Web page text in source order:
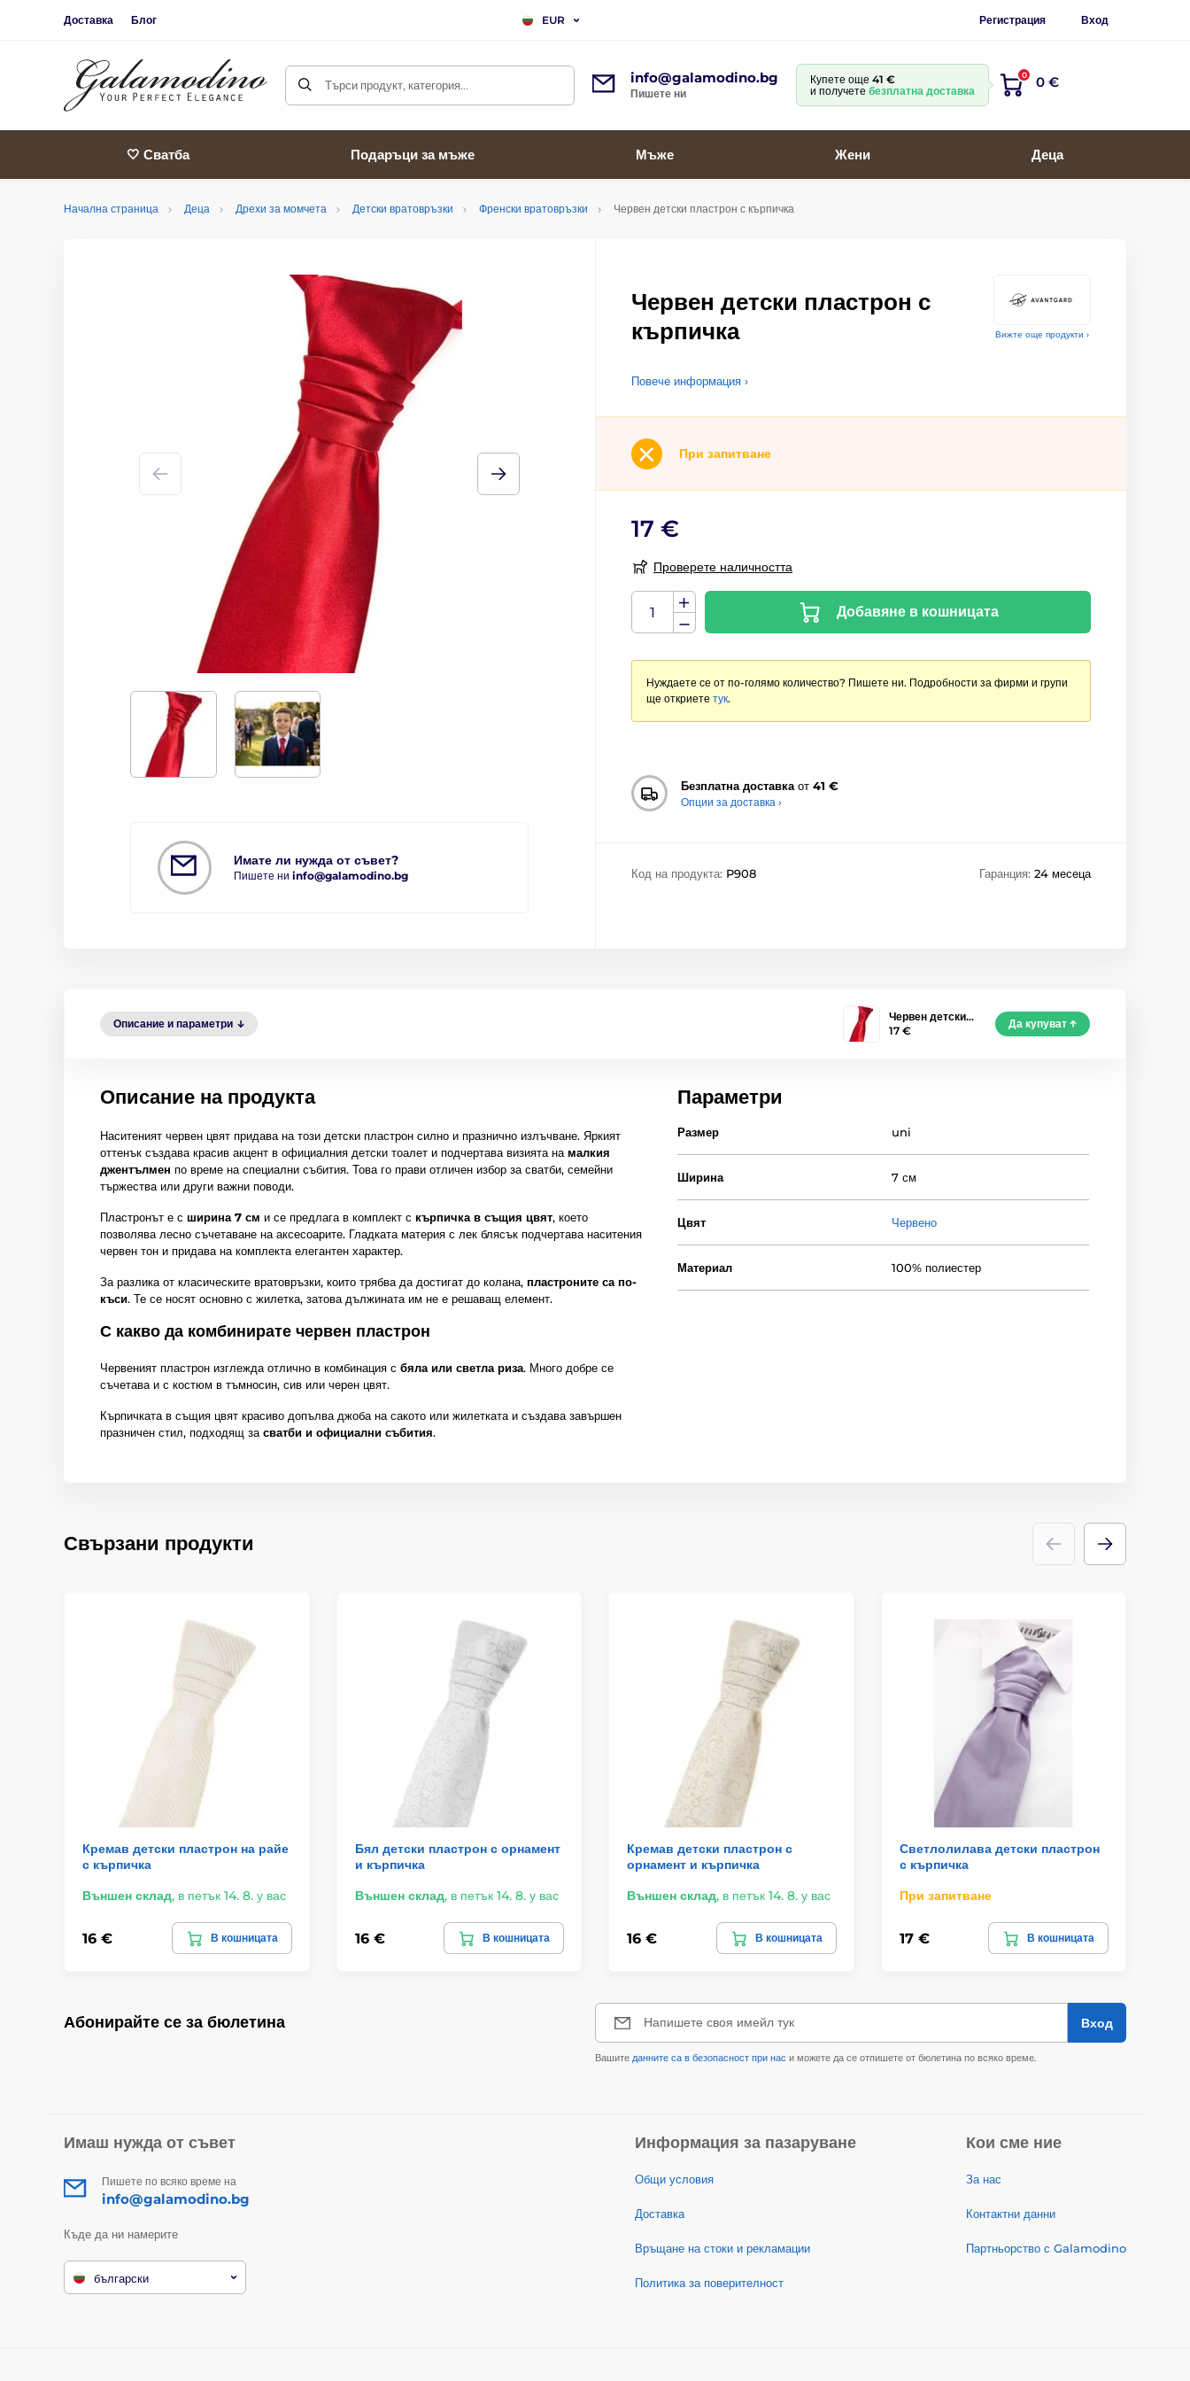
Доставка Блог EUR Регистрация Вход
Търси продукт, категория... info@galamodino.bg
Пишете ни
Купете още 41 €
и получете безплатна доставка
0 0 €
🤍 Сватба Подаръци за мъже Мъже Жени Деца
Начална страница Деца Дрехи за момчета Детски вратовръзки Френски вратовръзки Червен детски пластрон с кърпичка
Вижте още продукти ›
Имате ли нужда от съвет?
Пишете ни info@galamodino.bg
Червен детски пластрон с
кърпичка
Повече информация ›
При запитване
17 €
Проверете наличността
Добавяне в кошницата
Нуждаете се от по-голямо количество? Пишете ни. Подробности за фирми и групи
ще откриете тук.
Безплатна доставка от 41 €
Опции за доставка ›
Код на продукта: P908 Гаранция: 24 месеца
Описание и параметри
Червен детски…
17 €
Да купуват
Описание на продукта
Наситеният червен цвят придава на този детски пластрон силно и празнично излъчване. Яркият
оттенък създава красив акцент в официалния детски тоалет и подчертава визията на малкия
джентълмен по време на специални събития. Това го прави отличен избор за сватби, семейни
тържества или други важни поводи.
Пластронът е с ширина 7 см и се предлага в комплект с кърпичка в същия цвят, което
позволява лесно съчетаване на аксесоарите. Гладката материя с лек блясък подчертава наситения
червен тон и придава на комплекта елегантен характер.
За разлика от класическите вратовръзки, които трябва да достигат до колана, пластроните са по-
къси. Те се носят основно с жилетка, затова дължината им не е решаващ елемент.
С какво да комбинирате червен пластрон
Червеният пластрон изглежда отлично в комбинация с бяла или светла риза. Много добре се
съчетава и с костюм в тъмносин, сив или черен цвят.
Кърпичката в същия цвят красиво допълва джоба на сакото или жилетката и създава завършен
празничен стил, подходящ за сватби и официални събития.
Параметри
Размер uni
Ширина 7 см
Цвят Червено
Материал 100% полиестер
Свързани продукти
Кремав детски пластрон на райе
с кърпичка
Външен склад, в петък 14. 8. у вас
16 € В кошницата
Бял детски пластрон с орнамент
и кърпичка
Външен склад, в петък 14. 8. у вас
16 € В кошницата
Кремав детски пластрон с
орнамент и кърпичка
Външен склад, в петък 14. 8. у вас
16 € В кошницата
Светлолилава детски пластрон
с кърпичка
При запитване
17 € В кошницата
Абонирайте се за бюлетина Напишете своя имейл тук Вход
Вашите данните са в безопасност при нас и можете да се отпишете от бюлетина по всяко време.
Имаш нужда от съвет
Пишете по всяко време на
info@galamodino.bg
Къде да ни намерите
български
Информация за пазаруване
Общи условия
Доставка
Връщане на стоки и рекламации
Политика за поверителност
Кои сме ние
За нас
Контактни данни
Партньорство с Galamodino